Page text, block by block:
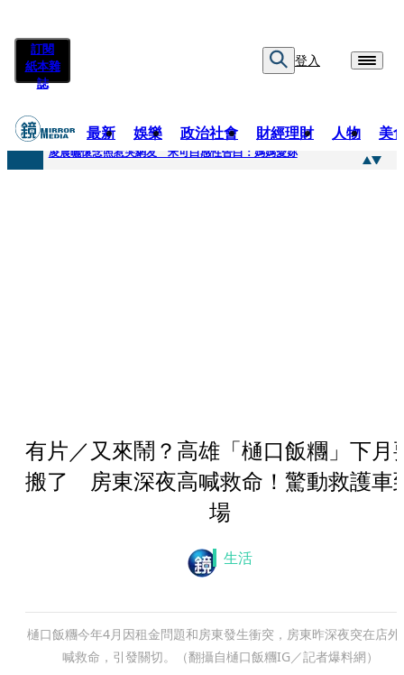
訂閱
紙本雜
誌
登入
最新 娛樂 政治社會 財經理財 人物 美
快訊
凌晨曬懷念照惹哭網友 米可白感性告白：媽媽愛妳
有片／又來鬧？高雄「樋口飯糰」下月
搬了 房東深夜高喊救命！驚動救護車
場
生活
樋口飯糰今年4月因租金問題和房東發生衝突，房東昨深夜突在店外
喊救命，引發關切。（翻攝自樋口飯糰IG／記者爆料網）